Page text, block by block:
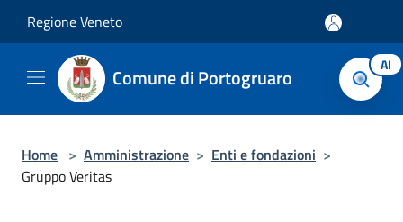
Regione Veneto
Comune di Portogruaro AI
Home > Amministrazione > Enti e fondazioni >
Gruppo Veritas